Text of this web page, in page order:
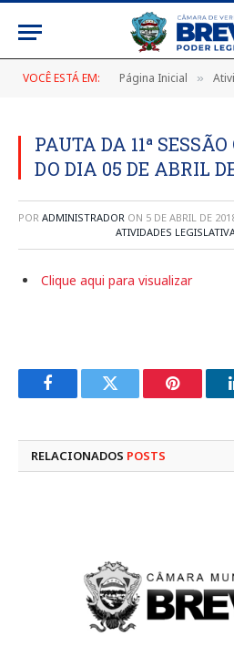
VOCÊ ESTÁ EM: Página Inicial »
PAUTA DA 11ª
DO DIA 05 DE ABRIL
POR ADMINISTRADOR ON 5 DE ABRIL DE
ATIVIDADES
Clique aqui para visualizar
FacebookTwitter Pinterest
RELACIONADOS POSTS